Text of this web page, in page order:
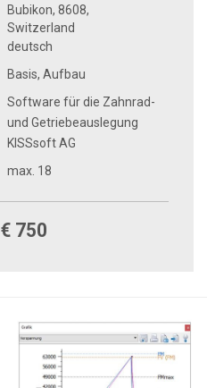
Bubikon, 8608,
Switzerland
deutsch
Basis, Aufbau
Software für die Zahnrad-
und Getriebeauslegung
KISSsoft AG
max. 18
€ 750